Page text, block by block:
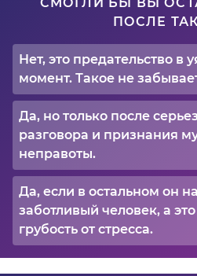
ПОСЛЕ
Нет, это предательство в
момент. Такое не
Да, но только после
разговора и признания
неправоты.
Да, если в остальном он
заботливый человек, а
грубость от стресса.